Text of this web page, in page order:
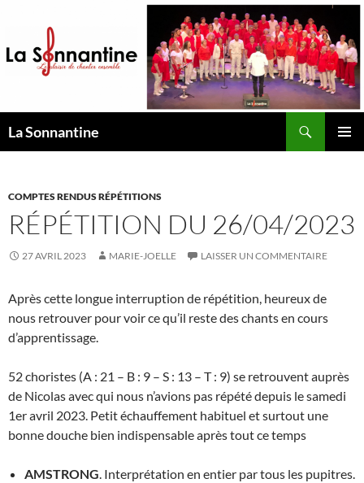
contenu
La Sonnantine
COMPTES RENDUS RÉPÉTITIONS
RÉPÉTITION DU 26/04/2023
27 AVRIL 2023 MARIE-JOELLE LAISSER UN COMMENTAIRE
Après cette longue interruption de répétition, heureux de
nous retrouver pour voir ce qu’il reste des chants en cours
d’apprentissage.
52 choristes (A : 21 – B : 9 – S : 13 – T : 9) se retrouvent auprès
de Nicolas avec qui nous n’avions pas répété depuis le samedi
1er avril 2023. Petit échauffement habituel et surtout une
bonne douche bien indispensable après tout ce temps
AMSTRONG. Interprétation en entier par tous les pupitres.